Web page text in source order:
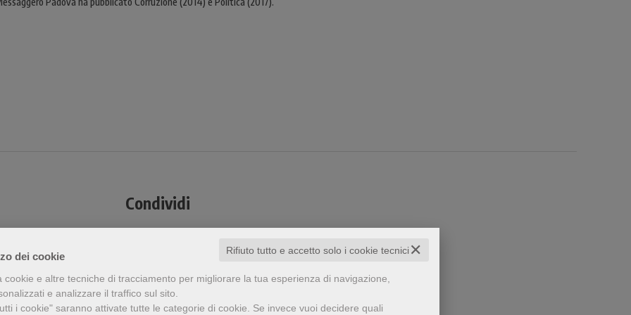
dei cookie ✕
Rifiuto tutto e accetto solo i cookie tecnici
cookie e altre tecniche di tracciamento per migliorare la tua esperienza di navigazione,
e analizzare il traffico sul sito.
i cookie" saranno attivate tutte le categorie di cookie. Se invece vuoi decidere quali
Condividi